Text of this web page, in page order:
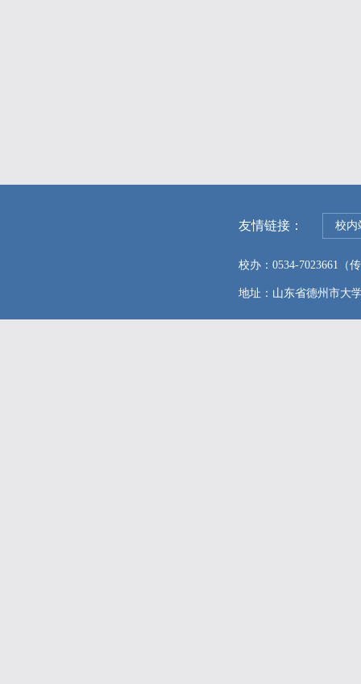
友情链接： 校内
校办：0534-7023661（
地址：山东省德州市大